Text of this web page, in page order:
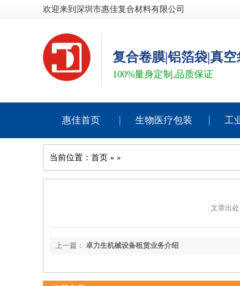
欢迎来到深圳市惠佳复合材料有限公司
复合卷膜|铝箔袋|真空
100%量身定制,品质保证
惠佳首页 生物医疗包装 工
当前位置： 首页 » »
文章出
上一篇： 卓力生机械设备租赁业务介绍